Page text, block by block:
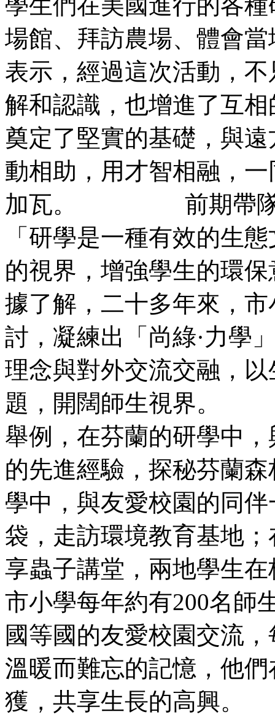
場館、拜訪農場、
表示，經過這次活動，
解和認識，也增進了互
奠定了堅實的基礎，與
動相助，用才智相融，
加瓦。 前期帶隊去
「研學是一種有效的生
的視界，增強學生
據了解，二十多年來，
討，凝練出「尚綠·力學
理念與對外交流交融，
題，開闊師生視界
舉例，在芬蘭的研學中
的先進經驗，探秘芬蘭
學中，與友愛校園的同
袋，走訪環境教育基地
享蟲子講堂，兩地學生
市小學每年約有200名師
國等國的友愛校園交流
溫暖而難忘的記憶，他
獲，共享生長的高